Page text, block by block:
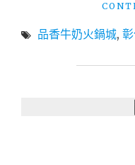
品香牛奶火鍋城,